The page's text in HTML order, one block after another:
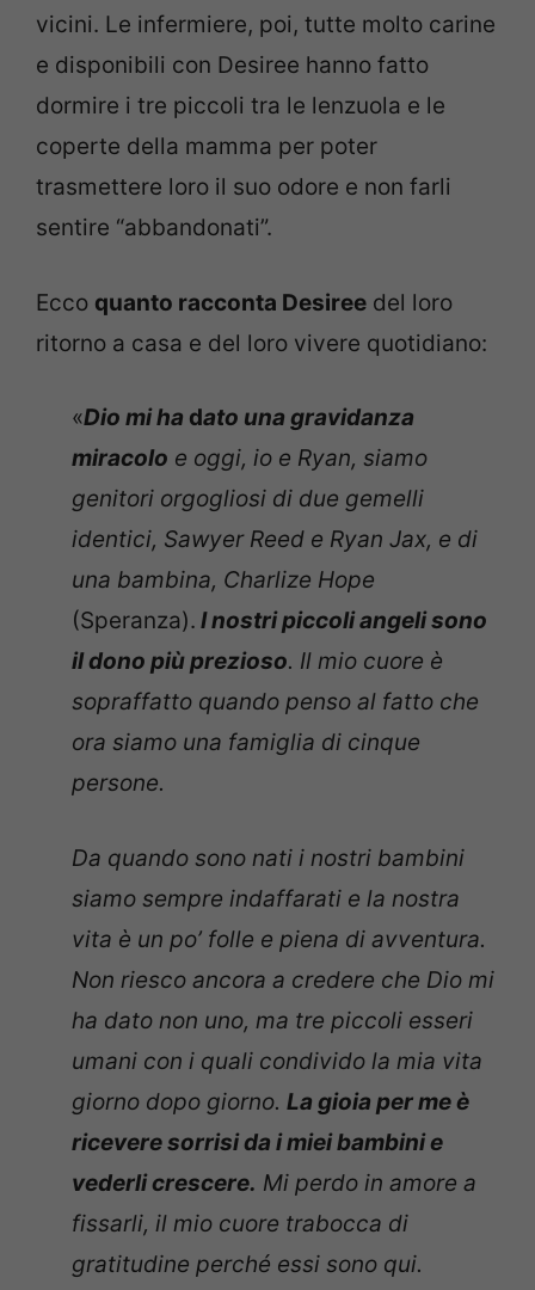
vicini. Le infermiere, poi, tutte molto carine
e disponibili con Desiree hanno fatto
dormire i tre piccoli tra le lenzuola e le
coperte della mamma per poter
trasmettere loro il suo odore e non farli
sentire “abbandonati”.
Ecco quanto racconta Desiree del loro
ritorno a casa e del loro vivere quotidiano:
«Dio mi ha dato una gravidanza
miracolo e oggi, io e Ryan, siamo
genitori orgogliosi di due gemelli
identici, Sawyer Reed e Ryan Jax, e di
una bambina, Charlize Hope
(Speranza). I nostri piccoli angeli sono
il dono più prezioso. Il mio cuore è
sopraffatto quando penso al fatto che
ora siamo una famiglia di cinque
persone.
Da quando sono nati i nostri bambini
siamo sempre indaffarati e la nostra
vita è un po’ folle e piena di avventura.
Non riesco ancora a credere che Dio mi
ha dato non uno, ma tre piccoli esseri
umani con i quali condivido la mia vita
giorno dopo giorno. La gioia per me è
ricevere sorrisi da i miei bambini e
vederli crescere. Mi perdo in amore a
fissarli, il mio cuore trabocca di
gratitudine perché essi sono qui.